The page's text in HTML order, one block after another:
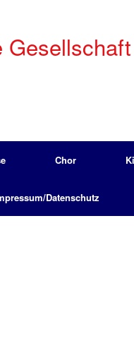
Chor
Datenschutz